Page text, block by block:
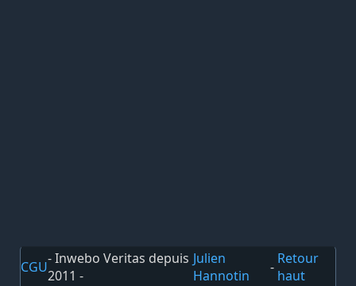
CGU- Inwebo Veritas depuis
2011 -
Julien
Hannotin
- Retour
haut